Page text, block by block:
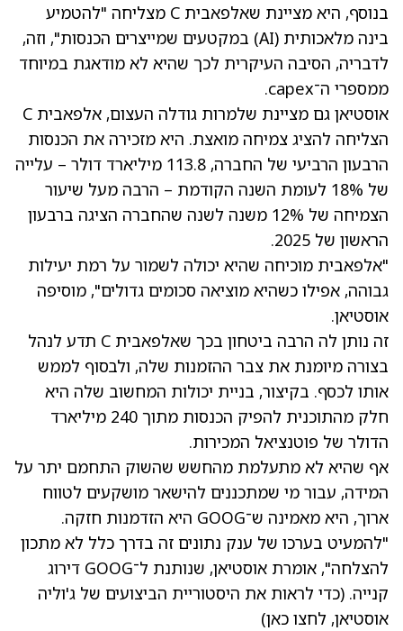
בנוסף, היא מציינת שאלפאבית C מצליחה "להטמיע
בינה מלאכותית (AI) במקטעים שמייצרים הכנסות", וזה,
לדבריה, הסיבה העיקרית לכך שהיא לא מודאגת במיוחד
ממספרי ה־capex.
אוסטיאן גם מציינת שלמרות גודלה העצום, אלפאבית C
הצליחה להציג צמיחה מואצת. היא מזכירה את הכנסות
הרבעון הרביעי של החברה, 113.8 מיליארד דולר – עלייה
של 18% לעומת השנה הקודמת – הרבה מעל שיעור
הצמיחה של 12% משנה לשנה שהחברה הציגה ברבעון
הראשון של 2025.
"אלפאבית מוכיחה שהיא יכולה לשמור על רמת יעילות
גבוהה, אפילו כשהיא מוציאה סכומים גדולים", מוסיפה
אוסטיאן.
זה נותן לה הרבה ביטחון בכך שאלפאבית C תדע לנהל
בצורה מיומנת את צבר ההזמנות שלה, ולבסוף לממש
אותו לכסף. בקיצור, בניית יכולות המחשוב שלה היא
חלק מהתוכנית להפיק הכנסות מתוך 240 מיליארד
הדולר של פוטנציאל המכירות.
אף שהיא לא מתעלמת מהחשש שהשוק התחמם יתר על
המידה, עבור מי שמתכננים להישאר מושקעים לטווח
ארוך, היא מאמינה ש־GOOG היא הזדמנות חזקה.
"להמעיט בערכו של ענק נתונים זה בדרך כלל לא מתכון
להצלחה", אומרת אוסטיאן, שנותנת ל־GOOG דירוג
קנייה. (כדי לראות את היסטוריית הביצועים של ג'וליה
אוסטיאן, לחצו כאן)